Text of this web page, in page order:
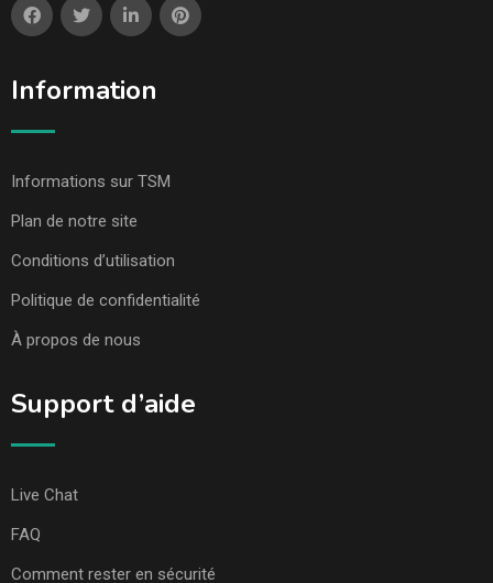
Information
Informations sur TSM
Plan de notre site
Conditions d’utilisation
Politique de confidentialité
À propos de nous
Support d’aide
Live Chat
FAQ
Comment rester en sécurité